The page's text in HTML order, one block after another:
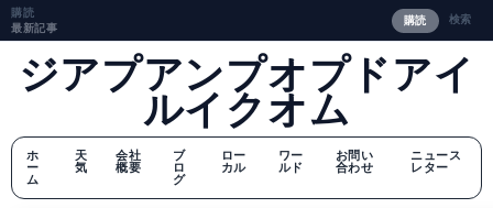
購読
最新記事
購読 検索
ジアプアンプオプドアイ
ルイクオム
ホ
ー
ム
天
気
会社
概要
ブ
ロ
グ
ロー
カル
ワー
ルド
お問い
合わせ
ニュース
レター